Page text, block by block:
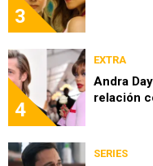
3
4
EXTRA
Andra
relación
SERIES